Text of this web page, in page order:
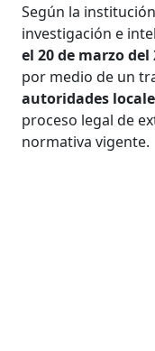
Según la
investigación e
el 20 de marzo
por medio de un
autoridades
proceso legal de
normativa vigente.